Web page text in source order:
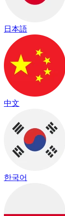
日本語
中文
한국어